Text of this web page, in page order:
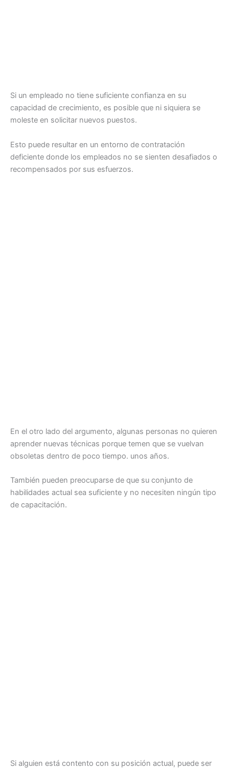
Si un empleado no tiene suficiente confianza en su
capacidad de crecimiento, es posible que ni siquiera se
moleste en solicitar nuevos puestos.
Esto puede resultar en un entorno de contratación
deficiente donde los empleados no se sienten desafiados o
recompensados ​​por sus esfuerzos.
En el otro lado del argumento, algunas personas no quieren
aprender nuevas técnicas porque temen que se vuelvan
obsoletas dentro de poco tiempo. unos años.
También pueden preocuparse de que su conjunto de
habilidades actual sea suficiente y no necesiten ningún tipo
de capacitación.
Si alguien está contento con su posición actual, puede ser